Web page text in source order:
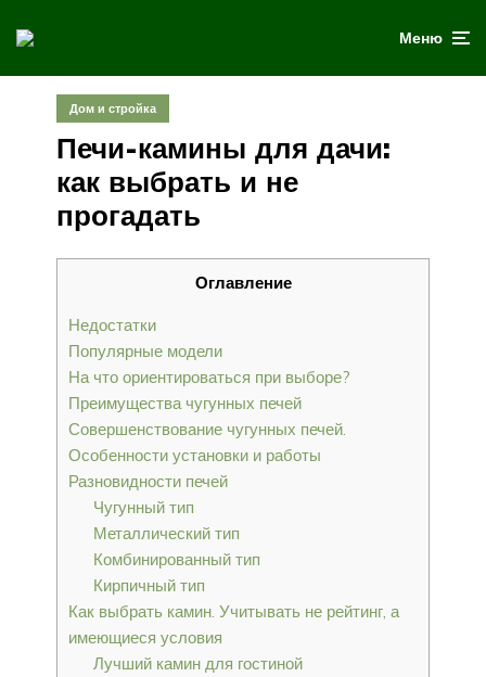
Меню
Дом и стройка
Печи-камины для дачи:
как выбрать и не
прогадать
Оглавление
Недостатки
Популярные модели
На что ориентироваться при выборе?
Преимущества чугунных печей
Совершенствование чугунных печей.
Особенности установки и работы
Разновидности печей
Чугунный тип
Металлический тип
Комбинированный тип
Кирпичный тип
Как выбрать камин. Учитывать не рейтинг, а
имеющиеся условия
Лучший камин для гостиной